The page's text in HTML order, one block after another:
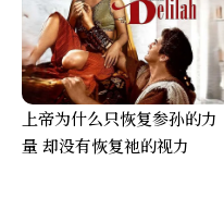
上帝为什么只恢复参孙的力
量 却没有恢复祂的视力